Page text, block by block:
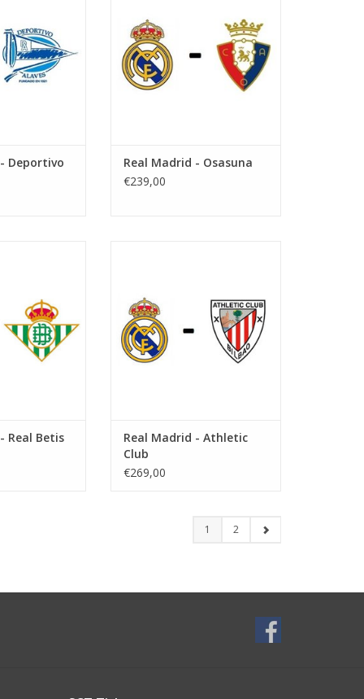
WINKELWAGEN
Deportivo
Plaats: Madrid
TOEVOEGEN AAN WINKELWAGEN
Real Madrid - Osasuna
€239,00
WINKELWAGEN
Real Betis
Plaats: Madrid
TOEVOEGEN AAN WINKELWAGEN
Real Madrid - Athletic
Club
€269,00
1 2